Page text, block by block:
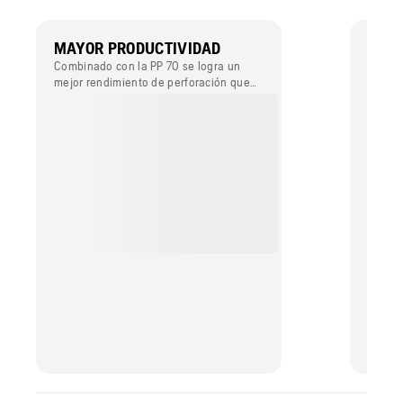
MAYOR PRODUCTIVIDAD
Combinado con la PP 70 se logra un
mejor rendimiento de perforación que